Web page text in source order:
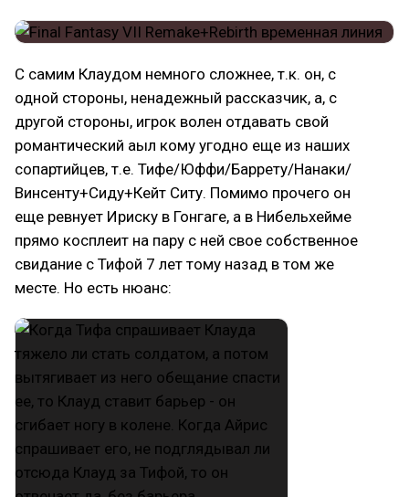
С самим Клаудом немного сложнее, т.к. он, с
одной стороны, ненадежный рассказчик, а, с
другой стороны, игрок волен отдавать свой
романтический аыл кому угодно еще из наших
сопартийцев, т.е. Тифе/Юффи/Баррету/Нанаки/
Винсенту+Сиду+Кейт Ситу. Помимо прочего он
еще ревнует Ириску в Гонгаге, а в Нибельхейме
прямо косплеит на пару с ней свое собственное
свидание с Тифой 7 лет тому назад в том же
месте. Но есть нюанс: